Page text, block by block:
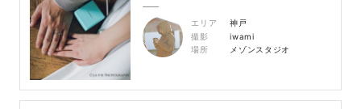
エリア
神戸
撮影
iwami
場所
メゾンスタジオ